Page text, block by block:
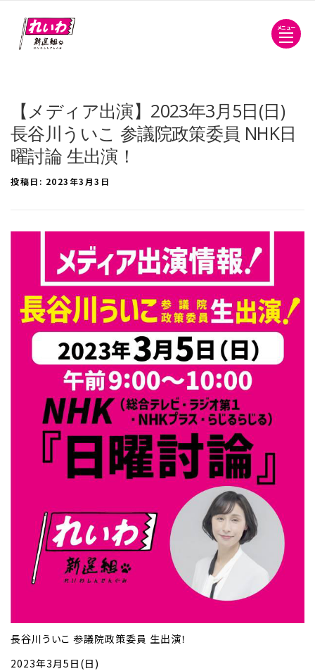
メニュー
【メディア出演】2023年3月5日(日)
長谷川ういこ 参議院政策委員 NHK日
曜討論 生出演！
投稿日: 2023年3月3日
長谷川ういこ 参議院政策委員 生出演！
2023年3月5日(日)